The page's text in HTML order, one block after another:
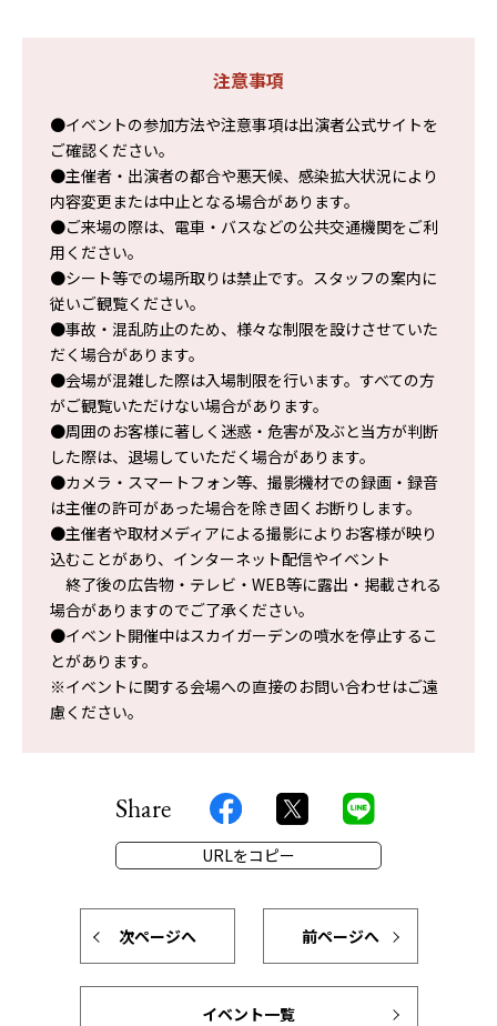
注意事項
●イベントの参加方法や注意事項は出演者公式サイトを
ご確認ください。
●主催者・出演者の都合や悪天候、感染拡大状況により
内容変更または中止となる場合があります。
●ご来場の際は、電車・バスなどの公共交通機関をご利
用ください。
●シート等での場所取りは禁止です。スタッフの案内に
従いご観覧ください。
●事故・混乱防止のため、様々な制限を設けさせていた
だく場合があります。
●会場が混雑した際は入場制限を行います。すべての方
がご観覧いただけない場合があります。
●周囲のお客様に著しく迷惑・危害が及ぶと当方が判断
した際は、退場していただく場合があります。
●カメラ・スマートフォン等、撮影機材での録画・録音
は主催の許可があった場合を除き固くお断りします。
●主催者や取材メディアによる撮影によりお客様が映り
込むことがあり、インターネット配信やイベント
終了後の広告物・テレビ・WEB等に露出・掲載される
場合がありますのでご了承ください。
●イベント開催中はスカイガーデンの噴水を停止するこ
とがあります。
※イベントに関する会場への直接のお問い合わせはご遠
慮ください。
Share
URLをコピー
次ページへ 前ページへ
イベント一覧